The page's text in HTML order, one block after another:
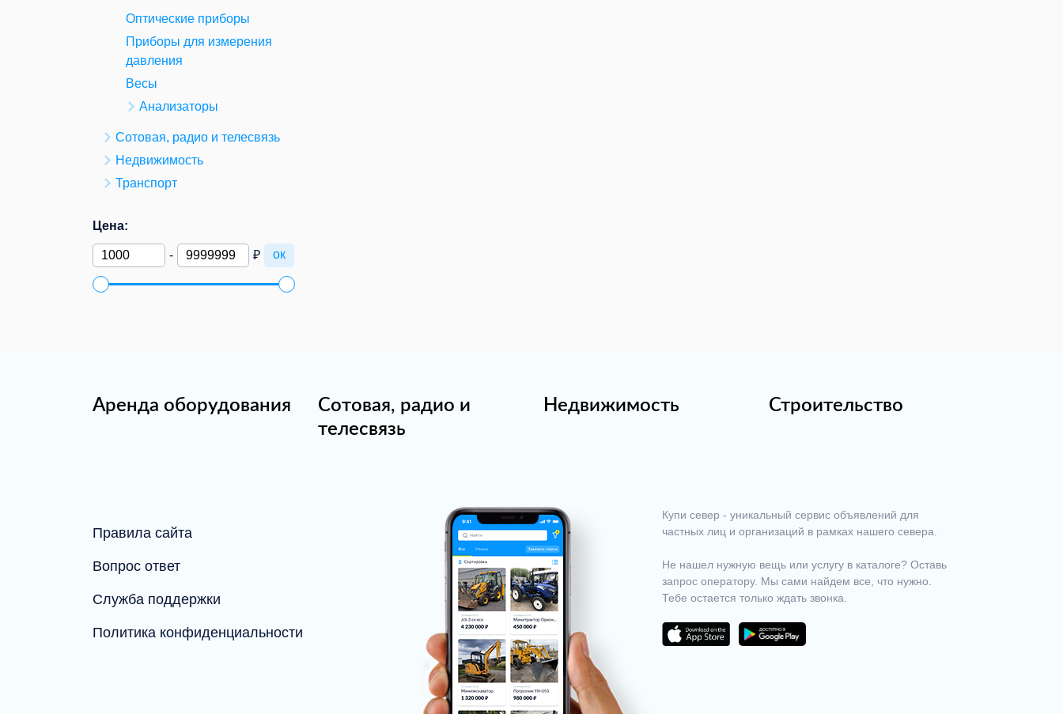
Оптические приборы
Приборы для измерения
давления
Весы
Анализаторы
Сотовая, радио и телесвязь
Недвижимость
Транспорт
Цена:
- ₽ ок
Аренда оборудования
Сотовая, радио и
телесвязь
Недвижимость Строительство
Правила сайта
Вопрос ответ
Служба поддержки
Политика конфиденциальности
Купи север - уникальный сервис объявлений для
частных лиц и организаций в рамках нашего севера.
Не нашел нужную вещь или услугу в каталоге? Оставь
запрос оператору. Мы сами найдем все, что нужно.
Тебе остается только ждать звонка.